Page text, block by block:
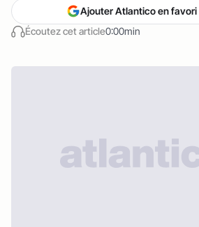
Écoutez cet article0:00min
Ajouter Atlantico en favori